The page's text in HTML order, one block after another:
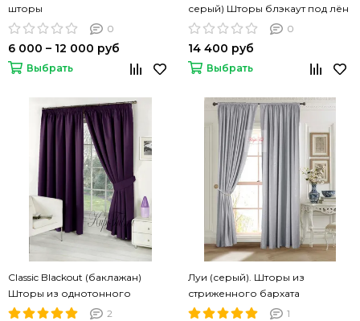
шторы
0
6 000 – 12 000 руб
Выбрать
серый) Шторы блэкаут под лён
0
14 400 руб
Выбрать
Classic Blackout (баклажан)
Шторы из однотонного
матового блэкаута 2
Луи (серый). Шторы из
стриженного бархата
1